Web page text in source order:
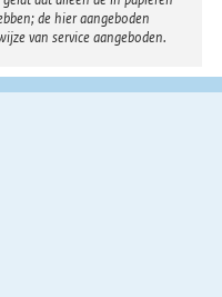
de hier aangeboden
van service aangeboden.